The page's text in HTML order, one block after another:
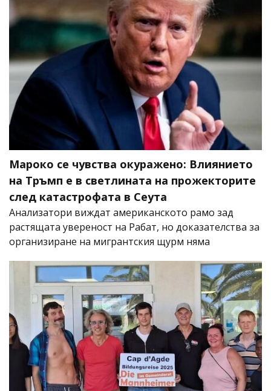
Мароко се чувства окуражено: Влиянието
на Тръмп е в светлината на прожекторите
след катастрофата в Сеута
Анализатори виждат американското рамо зад
растящата увереност на Рабат, но доказателства за
организиране на мигрантския щурм няма